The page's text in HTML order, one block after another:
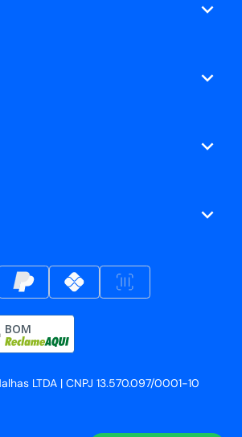
LTDA | CNPJ 13.570.097/0001-10
BOM